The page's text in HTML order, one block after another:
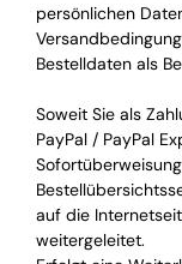
persönlichen
Bestelldaten als
Soweit Sie als
PayPal / PayPal
auf die
weitergeleitet.